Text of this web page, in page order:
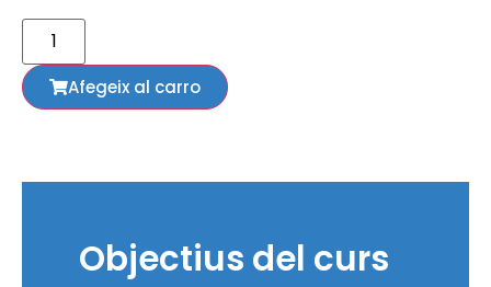
Afegeix al carro
Objectius del curs